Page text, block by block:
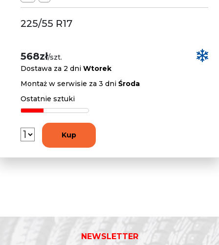
225/55 R17
568zł/szt.
Dostawa za 2 dniWtorek
Montaż w serwisie za 3 dniŚroda
Ostatnie sztuki
Kup
NEWSLETTER